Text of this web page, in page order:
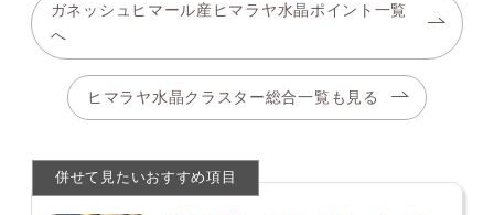
ガネッシュヒマール産ヒマラヤ水晶ポイント一覧
へ
ヒマラヤ水晶クラスター総合一覧も見る